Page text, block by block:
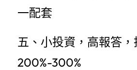
一配套
五、小投資，高報答
200%-300%